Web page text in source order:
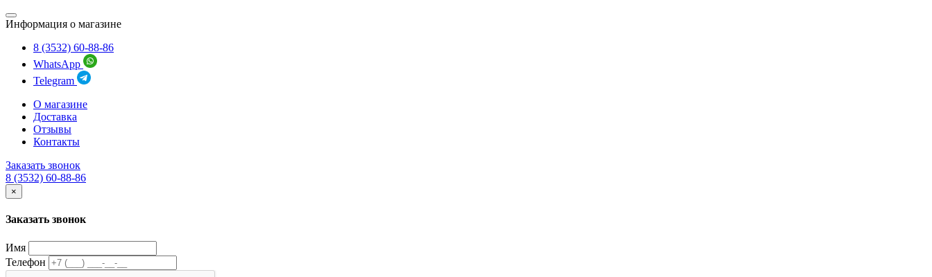
Информация о магазине
8 (3532) 60-88-86
WhatsApp
Telegram
О магазине
Доставка
Отзывы
Контакты
Заказать звонок
8 (3532) 60-88-86
×
Заказать звонок
Имя
Телефон